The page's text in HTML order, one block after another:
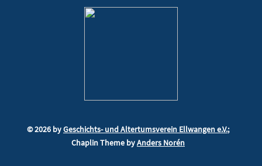
© 2026 byGeschichts- und Altertumsverein Ellwangen e.V.;
Chaplin Theme byAnders Norén